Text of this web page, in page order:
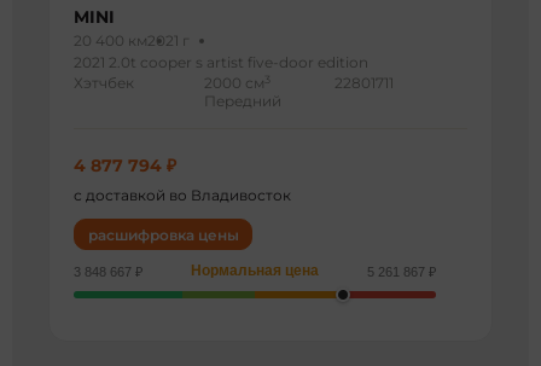
MINI
20 400 км2021 г
2021 2.0t cooper s artist five-door edition
Хэтчбек
2000 см 3
Передний
22801711
4 877 794 ₽
с доставкой во Владивосток
расшифровка цены
3 848 667 ₽ Нормальная цена 5 261 867 ₽